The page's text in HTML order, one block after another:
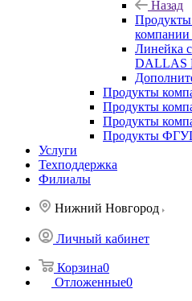
Назад
Линейка
DALLAS
Продукты
Продукты
Продукты
Продукты
Услуги
Техподдержка
Филиалы
Нижний Новгород
Личный кабинет
Корзина0
Отложенные0